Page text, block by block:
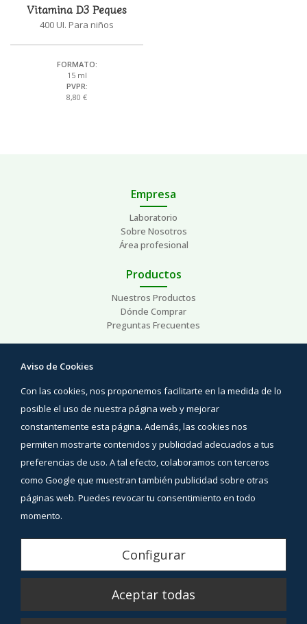
Vitamina D3 Peques
400 UI. Para niños
FORMATO:
15 ml
PVPR:
8,80 €
Empresa
Laboratorio
Sobre Nosotros
Área profesional
Productos
Nuestros Productos
Dónde Comprar
Preguntas Frecuentes
Áreas de interés
Contacto
Síguenos
Facebook
YouTube
Aviso Legal
Política de Privacidad
Política de Cookies
Aviso de Cookies
Con las cookies, nos proponemos facilitarte en la medida de lo
posible el uso de nuestra página web y mejorar
constantemente esta página. Además, las cookies nos
permiten mostrarte contenidos y publicidad adecuados a tus
preferencias de uso. A tal efecto, colaboramos con terceros
como Google que muestran también publicidad sobre otras
páginas web. Puedes revocar tu consentimiento en todo
momento.
Configurar
Aceptar todas